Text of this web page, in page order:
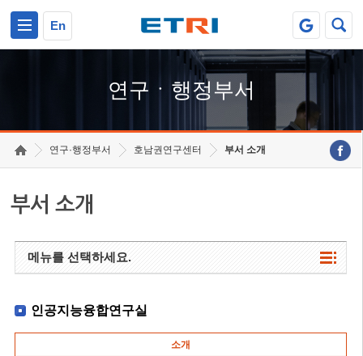
En
연구ㆍ행정부서
연구·행정부서 호남권연구센터 부서 소개
부서 소개
메뉴를 선택하세요.
인공지능융합연구실
소개